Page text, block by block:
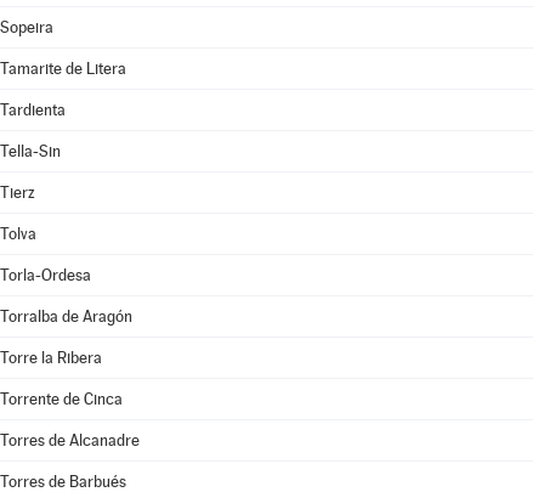
Sopeira
Tamarite de Litera
Tardienta
Tella-Sin
Tierz
Tolva
Torla-Ordesa
Torralba de Aragón
Torre la Ribera
Torrente de Cinca
Torres de Alcanadre
Torres de Barbués